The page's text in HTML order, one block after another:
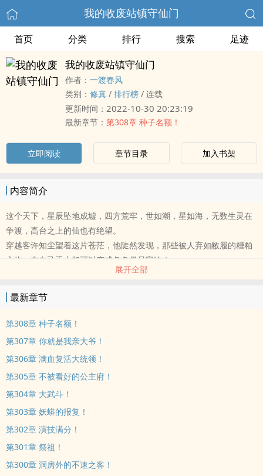
我的收废站镇守仙门
首页 分类 排行 搜索 足迹
我的收废站镇守仙门
作者： 一渡春风
类别： 修真 / 排行榜 / 连载
更新时间： 2022-10-30 20:23:19
最新章节： 第308章 种子名额！
立即阅读 章节目录 加入书架
内容简介
这个天下，星辰坠地成墟，四方荒牢，世如潮，星如海，无数生灵在
争渡，高台之上的仙也有绝望。
穿越客许知尘望着这片苍茫，他陡然发现，那些被人弃如敝履的糟粕
之物，在自己手上却可以变成各色极品宝物！
“许知尘，你收集那些废品作甚？”
“可我的剑还没坏。”
“不，已经坏了。”
展开全部
最新章节
第308章 种子名额！
第307章 你就是我亲大爷！
第306章 满血复活大统领！
第305章 不被看好的公主府！
第304章 大武斗！
第303章 妖蟒的报复！
第302章 演技满分！
第301章 祭祖！
第300章 洞房外的不速之客！